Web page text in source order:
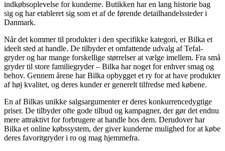
indkøbsoplevelse for kunderne. Butikken har en lang historie bag
sig og har etableret sig som et af de førende detailhandelssteder i
Danmark.
Når det kommer til produkter i den specifikke kategori, er Bilka et
ideelt sted at handle. De tilbyder et omfattende udvalg af Tefal-
gryder og har mange forskellige størrelser at vælge imellem. Fra små
gryder til store familiegryder – Bilka har noget for enhver smag og
behov. Gennem årene har Bilka opbygget et ry for at have produkter
af høj kvalitet, og deres kunder er generelt tilfredse med købene.
En af Bilkas unikke salgsargumenter er deres konkurrencedygtige
priser. De tilbyder ofte gode tilbud og kampagner, der gør det endnu
mere attraktivt for forbrugere at handle hos dem. Derudover har
Bilka et online købssystem, der giver kunderne mulighed for at købe
deres favoritgryder i ro og mag hjemmefra.